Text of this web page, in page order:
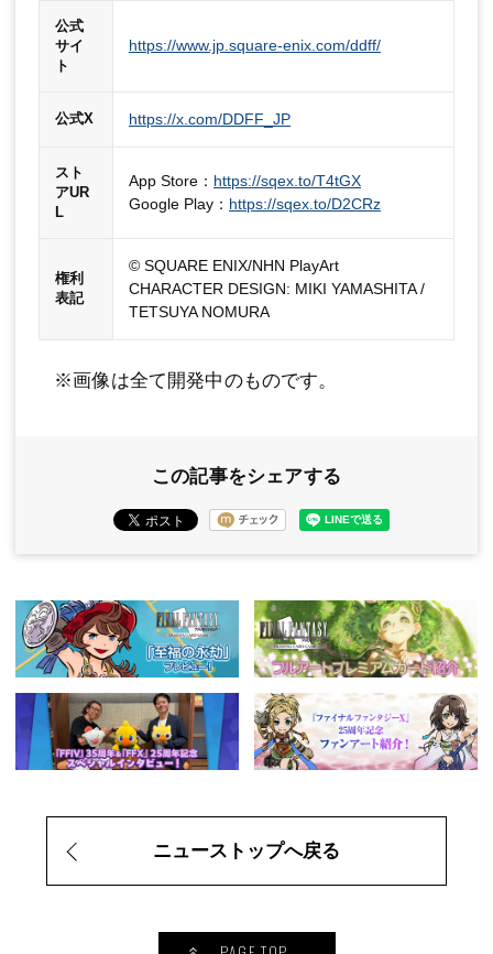
公式
サイ
ト
https://www.jp.square-enix.com/ddff/
公式X https://x.com/DDFF_JP
スト
アUR
L
App Store： https://sqex.to/T4tGX
Google Play： https://sqex.to/D2CRz
権利
表記
© SQUARE ENIX/NHN PlayArt
CHARACTER DESIGN: MIKI YAMASHITA /
TETSUYA NOMURA
※画像は全て開発中のものです。
この記事をシェアする
ニューストップへ戻る